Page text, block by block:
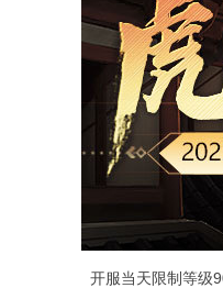
开服当天限制等级